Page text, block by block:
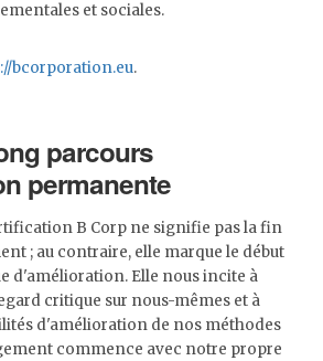
et sociales.
bcorporation.eu.
parcours
permanente
B Corp ne signifie pas la fin
; au contraire, elle marque le début
d'amélioration. Elle nous incite à
critique sur nous-mêmes et à
d'amélioration de nos méthodes
commence avec notre propre